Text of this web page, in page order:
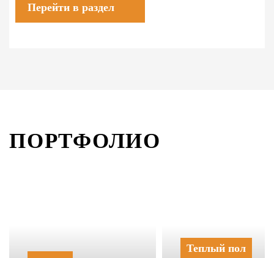
Перейти в раздел
ПОРТФОЛИО
Теплый пол